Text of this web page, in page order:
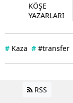
KÖŞE
YAZARLARI
# Kaza # #transfer
RSS